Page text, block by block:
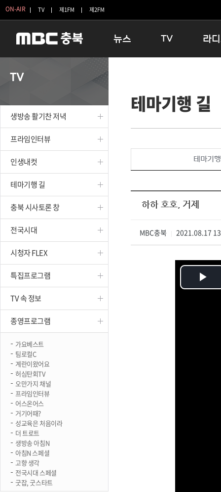
ON-AIR TV 제1FM 제2FM
뉴스
보은
옥천
TV
인생내컷
테마기행 길
시청자 FLEX
종영프로그램
라
16:00
우리 고
TV
생방송 활기찬 저녁
프라임인터뷰
인생내컷
테마기행 길
충북 시사토론 창
전국시대
시청자 FLEX
특집프로그램
TV 속 정보
종영프로그램
가요베스트
팀로컬C
계란이왔어요
허심탄회TV
오만가지 채널
프라임인터뷰
어스온어스
거기어때?
성교육은 처음이라
더 트로트
생방송 아침N
아침N 스페셜
고향 생각
전국시대 스페셜
굿잡, 굿스타트
테마기행 길
테마기
하하 호호, 거제
MBC충북 2021.08.17